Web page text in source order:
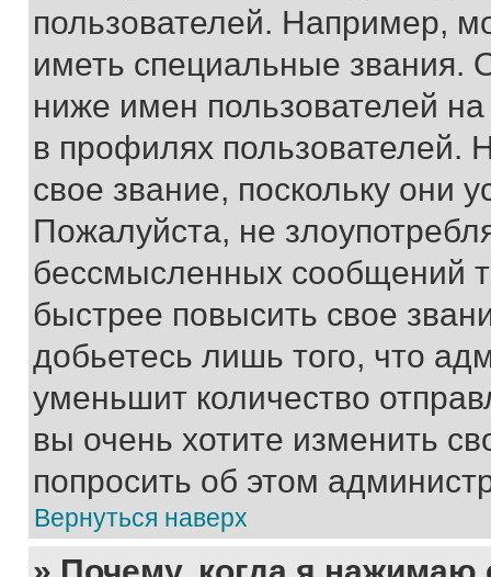
пользователей. Например,
иметь специальные звания.
ниже имен пользователей
в профилях
свое звание, поскольку они
Пожалуйста, не
бессмысленных сообщений
быстрее повысить свое
добьетесь лишь того, что
уменьшит количество
вы очень хотите изменить
попросить об этом
Вернуться наверх